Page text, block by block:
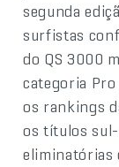
segunda
surfistas
do QS 3000
categoria
os rankings
os títulos sul-
eliminatórias